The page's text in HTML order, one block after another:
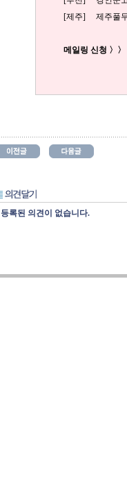
[제주] 제주풀
메일링 신청 〉〉
등록된 의견이 없습니다.